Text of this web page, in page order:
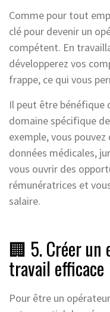
Comme pour tout
clé pour devenir un
compétent. En
développerez vos
frappe, ce qui vous
Il peut être bénéfique
domaine spécifique
exemple, vous
données médicales,
vous ouvrir des
rémunératrices et
salaire.
🏢 5. Créer un
travail efficace
Pour être un